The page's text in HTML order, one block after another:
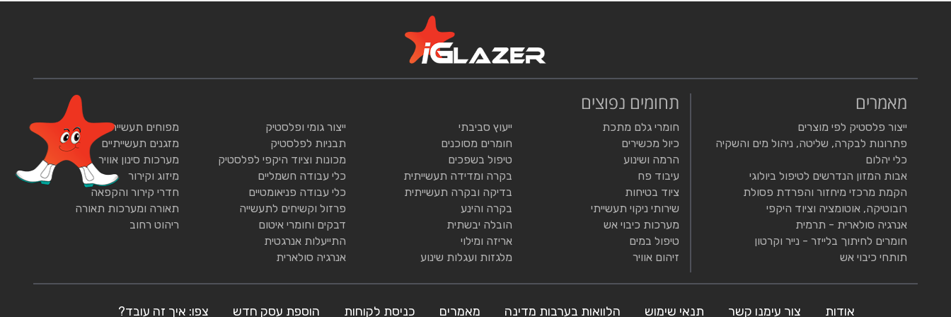
מאמרים
ייצור פלסטיק לפי מוצרים
פתרונות לבקרה, שליטה, ניהול מים והשקיה
כלי יהלום
אבות המזון הנדרשים לטיפול ביולוגי
הקמת מרכזי מיחזור והפרדת פסולת
רובוטיקה, אוטומציה וציוד היקפי
אנרגיה סולארית - תרמית
חומרים לחיתוך בלייזר - נייר וקרטון
תותחי כיבוי אש
תחומים נפוצים
חומרי גלם מתכת
כיול מכשירים
הרמה ושינוע
עיבוד פח
ציוד בטיחות
שירותי ניקוי תעשייתי
מערכות כיבוי אש
טיפול במים
זיהום אוויר
ייעוץ סביבתי
חומרים מסוכנים
טיפול בשפכים
בקרה ומדידה תעשייתית
בדיקה ובקרה תעשייתית
בקרה והינע
הובלה יבשתית
אריזה ומילוי
מלגזות ועגלות שינוע
ייצור גומי ופלסטיק
תבניות לפלסטיק
מכונות וציוד היקפי לפלסטיק
כלי עבודה חשמליים
כלי עבודה פניאומטיים
פרזול וקשיחים לתעשייה
דבקים וחומרי איטום
התייעלות אנרגטית
אנרגיה סולארית
מפוחים תעשייתיים
מזגנים תעשייתיים
מערכות סינון אוויר
מיזוג וקירור
חדרי קירור והקפאה
תאורה ומערכות תאורה
ריהוט רחוב
אודות צור עימנו קשר תנאי שימוש הלוואות בערבות מדינה מאמרים כניסת לקוחות הוספת עסק חדש צפו: איך זה עובד?